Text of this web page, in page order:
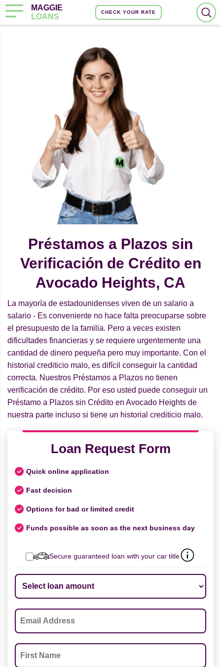
MAGGIE
LOANS
CHECK YOUR RATE
Préstamos a Plazos sin
Verificación de Crédito en
Avocado Heights, CA
La mayoría de estadounidenses viven de un salario a
salario - Es conveniente no hace falta preocuparse sobre
el presupuesto de la familia. Pero a veces existen
dificultades financieras y se requiere urgentemente una
cantidad de dinero pequeña pero muy importante. Con el
historial crediticio malo, es difícil conseguir la cantidad
correcta. Nuestros Préstamos a Plazos no tienen
verificación de crédito. Por eso usted puede conseguir un
Préstamo a Plazos sin Crédito en Avocado Heights de
nuestra parte incluso si tiene un historial crediticio malo.
Loan Request Form
Quick online application
Fast decision
Options for bad or limited credit
Funds possible as soon as the next business day
Secure guaranteed loan with your car title